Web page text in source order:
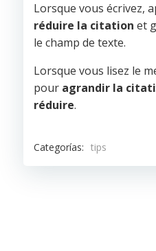
Lorsque vous écrivez,
réduire la citation et
le champ de texte.
Lorsque vous lisez le
pour agrandir la
réduire.
Categorías: tips